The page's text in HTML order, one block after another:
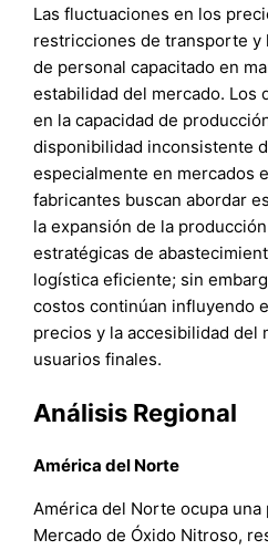
Las fluctuaciones en los
restricciones de transporte y
de personal capacitado en
estabilidad del mercado. Los
en la capacidad de
disponibilidad inconsistente
especialmente en mercados
fabricantes buscan abordar
la expansión de la
estratégicas de
logística eficiente; sin
costos continúan influyendo
precios y la accesibilidad del
usuarios finales.
Análisis Regional
América del Norte
América del Norte ocupa
Mercado de Óxido Nitroso,